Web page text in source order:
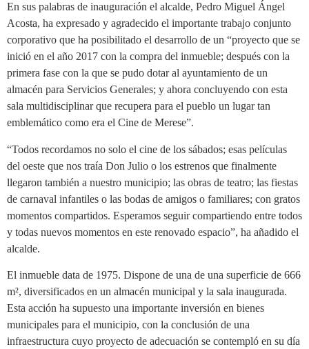
En sus palabras de inauguración el alcalde, Pedro Miguel Ángel
Acosta, ha expresado y agradecido el importante trabajo conjunto
corporativo que ha posibilitado el desarrollo de un “proyecto que se
inició en el año 2017 con la compra del inmueble; después con la
primera fase con la que se pudo dotar al ayuntamiento de un
almacén para Servicios Generales; y ahora concluyendo con esta
sala multidisciplinar que recupera para el pueblo un lugar tan
emblemático como era el Cine de Merese”.
“Todos recordamos no solo el cine de los sábados; esas películas
del oeste que nos traía Don Julio o los estrenos que finalmente
llegaron también a nuestro municipio; las obras de teatro; las fiestas
de carnaval infantiles o las bodas de amigos o familiares; con gratos
momentos compartidos. Esperamos seguir compartiendo entre todos
y todas nuevos momentos en este renovado espacio”, ha añadido el
alcalde.
El inmueble data de 1975. Dispone de una de una superficie de 666
m², diversificados en un almacén municipal y la sala inaugurada.
Esta acción ha supuesto una importante inversión en bienes
municipales para el municipio, con la conclusión de una
infraestructura cuyo proyecto de adecuación se contempló en su día